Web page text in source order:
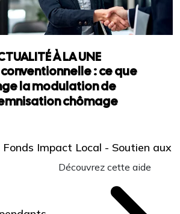
À LA UNE
: ce que
la modulation de
chômage
Fonds Impact Local - Soutien aux
Découvrez cette aide